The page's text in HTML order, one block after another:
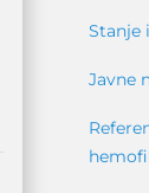
Stanje
Javne